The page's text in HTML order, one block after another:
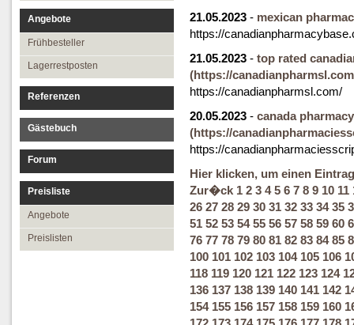
Angebote
Frühbesteller
Lagerrestposten
Referenzen
Gästebuch
Forum
Preisliste
Angebote
Preislisten
21.05.2023 - mexican
https://
21.05.2023 - top rated
(https://
https://canadianpharmsl.com/
20.05.2023 - canada
(https://
https://
Hier klicken, um einen
Zur�ck 1 2 3 4 5 6 7 8 9 10 11
26 27 28 29 30 31 32 33 34 35
51 52 53 54 55 56 57 58 59 60
76 77 78 79 80 81 82 83 84 85
100 101 102 103 104 105 106
118 119 120 121 122 123 124
136 137 138 139 140 141 142
154 155 156 157 158 159 160